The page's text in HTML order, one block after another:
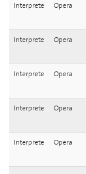
Interprete Opera
Interprete Opera
Interprete Opera
Interprete Opera
Interprete Opera